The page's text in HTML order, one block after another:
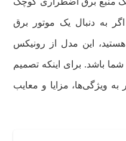
به دنبال یک موتور برق
این مدل از رونیکس
شما باشد. برای اینکه تصمیم
به ویژگی‌ها، مزایا و معایب